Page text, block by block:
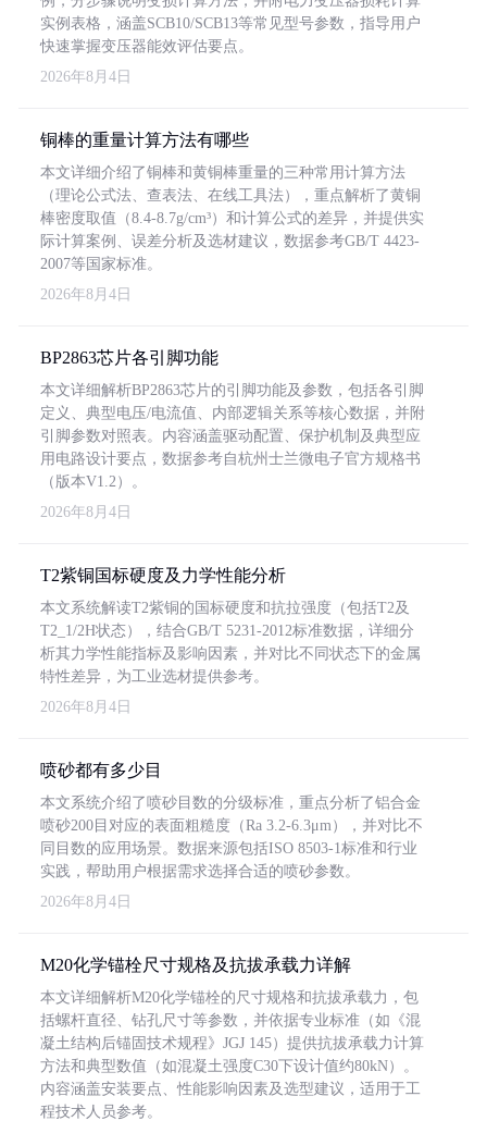
实例表格，涵盖SCB10/SCB13等常见型号参数，指导用户
快速掌握变压器能效评估要点。
2026年8月4日
铜棒的重量计算方法有哪些
本文详细介绍了铜棒和黄铜棒重量的三种常用计算方法
（理论公式法、查表法、在线工具法），重点解析了黄铜
棒密度取值（8.4-8.7g/cm³）和计算公式的差异，并提供实
际计算案例、误差分析及选材建议，数据参考GB/T 4423-
2007等国家标准。
2026年8月4日
BP2863芯片各引脚功能
本文详细解析BP2863芯片的引脚功能及参数，包括各引脚
定义、典型电压/电流值、内部逻辑关系等核心数据，并附
引脚参数对照表。内容涵盖驱动配置、保护机制及典型应
用电路设计要点，数据参考自杭州士兰微电子官方规格书
（版本V1.2）。
2026年8月4日
T2紫铜国标硬度及力学性能分析
本文系统解读T2紫铜的国标硬度和抗拉强度（包括T2及
T2_1/2H状态），结合GB/T 5231-2012标准数据，详细分
析其力学性能指标及影响因素，并对比不同状态下的金属
特性差异，为工业选材提供参考。
2026年8月4日
喷砂都有多少目
本文系统介绍了喷砂目数的分级标准，重点分析了铝合金
喷砂200目对应的表面粗糙度（Ra 3.2-6.3μm），并对比不
同目数的应用场景。数据来源包括ISO 8503-1标准和行业
实践，帮助用户根据需求选择合适的喷砂参数。
2026年8月4日
M20化学锚栓尺寸规格及抗拔承载力详解
本文详细解析M20化学锚栓的尺寸规格和抗拔承载力，包
括螺杆直径、钻孔尺寸等参数，并依据专业标准（如《混
凝土结构后锚固技术规程》JGJ 145）提供抗拔承载力计算
方法和典型数值（如混凝土强度C30下设计值约80kN）。
内容涵盖安装要点、性能影响因素及选型建议，适用于工
程技术人员参考。